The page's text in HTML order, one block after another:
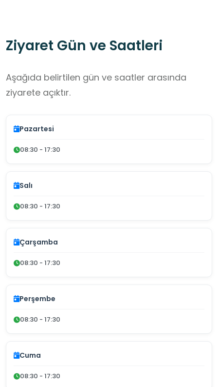
Ziyaret Gün ve Saatleri
Aşağıda belirtilen gün ve saatler arasında
ziyarete açıktır.
Pazartesi
08:30 - 17:30
Salı
08:30 - 17:30
Çarşamba
08:30 - 17:30
Perşembe
08:30 - 17:30
Cuma
08:30 - 17:30